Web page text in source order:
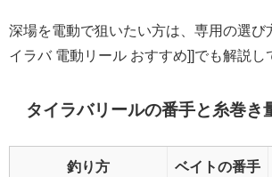
深場を電動で狙いたい方は、専用の選び
イラバ 電動リール おすすめ]]でも解説し
タイラバリールの番手と糸巻き
釣り方 ベイトの番手